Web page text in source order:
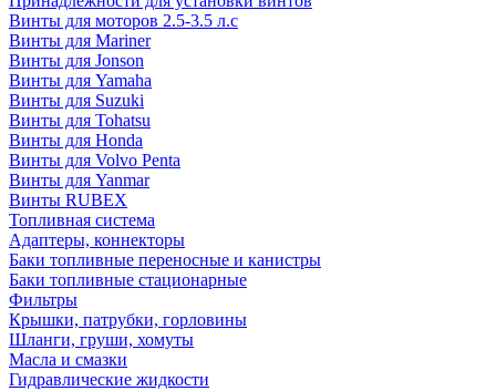
Винты для моторов 2.5-3.5 л.с
Винты для Mariner
Винты для Jonson
Винты для Yamaha
Винты для Suzuki
Винты для Tohatsu
Винты для Honda
Винты для Volvo Penta
Винты для Yanmar
Винты RUBEX
Топливная система
Адаптеры, коннекторы
Баки топливные переносные и канистры
Баки топливные стационарные
Фильтры
Крышки, патрубки, горловины
Шланги, груши, хомуты
Масла и смазки
Гидравлические жидкости